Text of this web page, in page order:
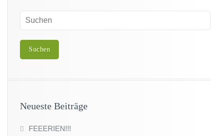
Neueste Beiträge
FEEERIEN!!!